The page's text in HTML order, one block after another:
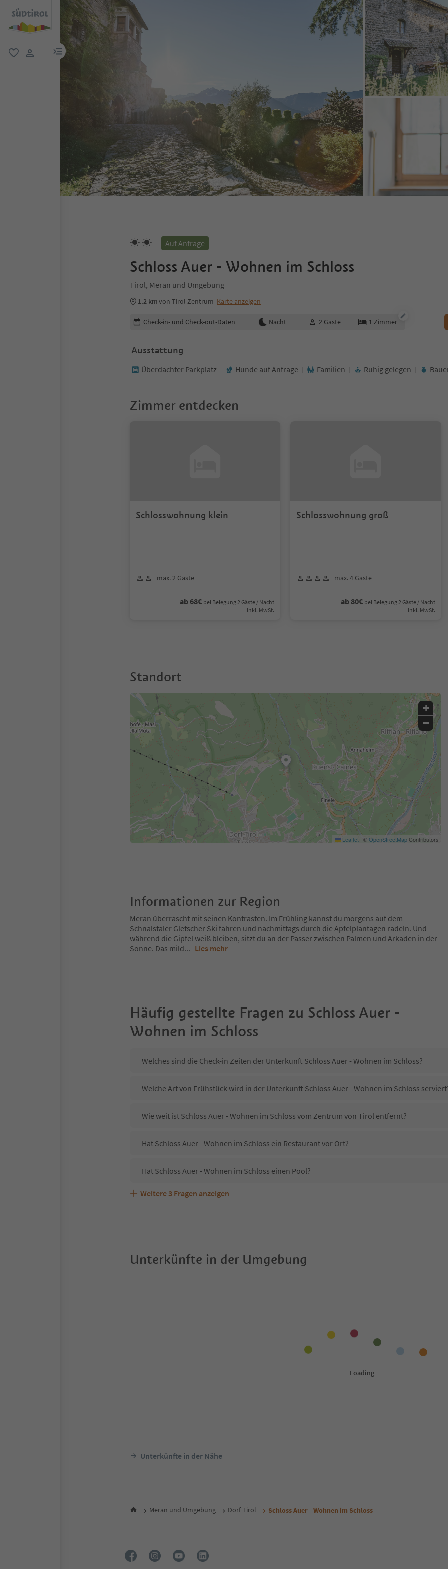
menu link
Auf Anfrage
Schloss Auer - Wohnen im Schloss
Tirol, Meran und Umgebung
1.2 kmvon Tirol Zentrum Karte anzeigen
Buchungsdetails bearbeiten
Check-in- und Check-out-Daten Nacht 2 Gäste 1 Zimmer
Ausstattung
Überdachter Parkplatz Hunde auf Anfrage Familien Ruhig gelegen
Zimmer entdecken
Schlosswohnung klein
max. 2 Gäste
ab 68€ bei Belegung 2 Gäste / Nacht
Inkl. MwSt.
Schlosswohnung groß
max. 4 Gäste
ab 80€ bei Belegung 2 Gäste / Nacht
Inkl. MwSt.
Standort
+
−
Leaflet | ©OpenStreetMapContributors
Informationen zur Region
Meran überrascht mit seinen Kontrasten. Im Frühling kannst du morgens auf dem
Schnalstaler Gletscher Ski fahren und nachmittags durch die Apfelplantagen radeln. Und
während die Gipfel weiß bleiben, sitzt du an der Passer zwischen Palmen und Arkaden in der
Sonne. Das mild... Lies mehr
Häufig gestellte Fragen zu Schloss Auer -
Wohnen im Schloss
Welches sind die Check-in Zeiten der Unterkunft Schloss Auer - Wohnen im Schloss?
Welche Art von Frühstück wird in der Unterkunft Schloss Auer - Wohnen im Schloss
Wie weit ist Schloss Auer - Wohnen im Schloss vom Zentrum von Tirol entfernt?
Hat Schloss Auer - Wohnen im Schloss ein Restaurant vor Ort?
Hat Schloss Auer - Wohnen im Schloss einen Pool?
Sind Haustiere in der Unterkunft Schloss Auer - Wohnen im Schloss erlaubt?
Welche Services bietet Schloss Auer - Wohnen im Schloss?
Weitere 3 Fragen anzeigen
Unterkünfte in der Umgebung
Unterkünfte in der Nähe
Meran und Umgebung Dorf Tirol Schloss Auer - Wohnen im Schloss